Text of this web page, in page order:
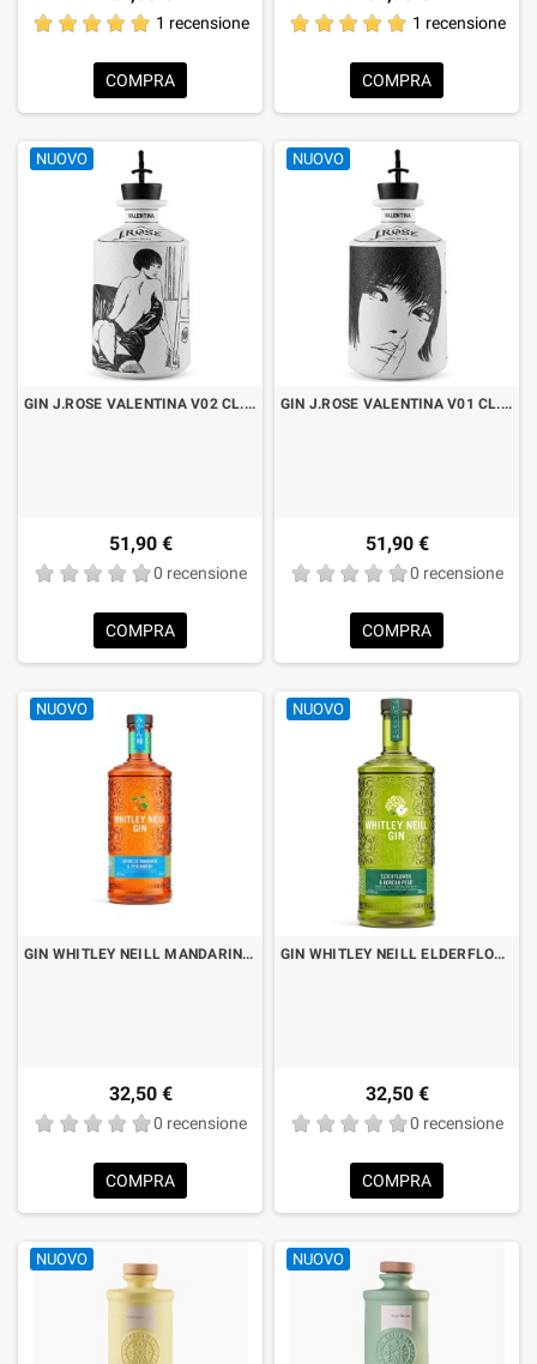
1 recensione
COMPRA
1 recensione
COMPRA
NUOVO
GIN J.ROSE VALENTINA V02 CL.70
51,90 €
0 recensione
COMPRA
NUOVO
GIN J.ROSE VALENTINA V01 CL.70
51,90 €
0 recensione
COMPRA
NUOVO
GIN WHITLEY NEILL MANDARIN & PERSIMMON CL.70
32,50 €
0 recensione
COMPRA
NUOVO
GIN WHITLEY NEILL ELDERFLOWER & KOREAN PEAR CL.70
32,50 €
0 recensione
COMPRA
NUOVO NUOVO